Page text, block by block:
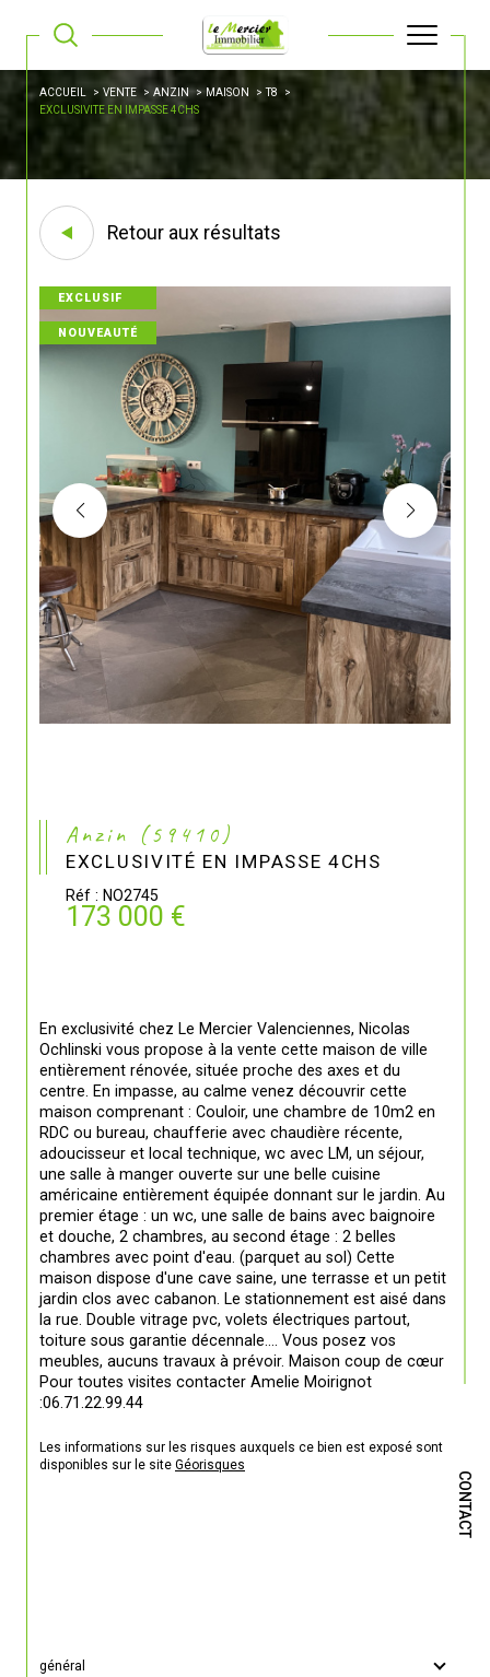
CONTACT
ACCUEIL VENTE ANZIN MAISON
T8
EXCLUSIVITE EN IMPASSE 4CHS
Retour aux résultats
EXCLUSIF
NOUVEAUTÉ
Anzin (59410)
EXCLUSIVITÉ EN IMPASSE 4CHS
Réf : NO2745
173 000 €
En exclusivité chez Le Mercier Valenciennes, Nicolas
Ochlinski vous propose à la vente cette maison de ville
entièrement rénovée, située proche des axes et du
centre. En impasse, au calme venez découvrir cette
maison comprenant : Couloir, une chambre de 10m2 en
RDC ou bureau, chaufferie avec chaudière récente,
adoucisseur et local technique, wc avec LM, un séjour,
une salle à manger ouverte sur une belle cuisine
américaine entièrement équipée donnant sur le jardin. Au
premier étage : un wc, une salle de bains avec baignoire
et douche, 2 chambres, au second étage : 2 belles
chambres avec point d'eau. (parquet au sol) Cette
maison dispose d'une cave saine, une terrasse et un petit
jardin clos avec cabanon. Le stationnement est aisé dans
la rue. Double vitrage pvc, volets électriques partout,
toiture sous garantie décennale.... Vous posez vos
meubles, aucuns travaux à prévoir. Maison coup de cœur
Pour toutes visites contacter Amelie Moirignot
:06.71.22.99.44
Les informations sur les risques auxquels ce bien est exposé sont
disponibles sur le site Géorisques
général